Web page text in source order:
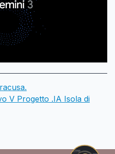
V Progetto .IA Isola di